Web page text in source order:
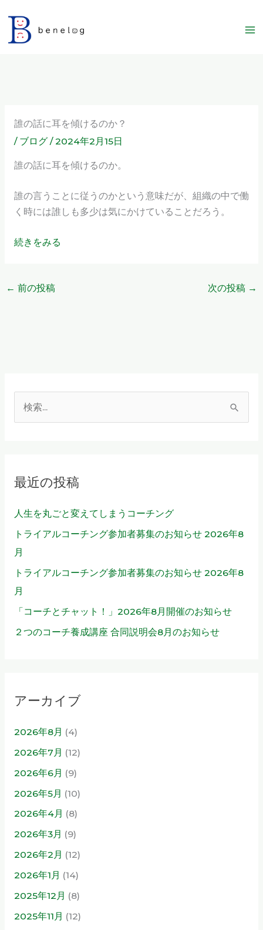
を
誰の話に耳を傾けるのか？
/ ブログ/2024年2月15日
誰の話に耳を傾けるのか。
誰の言うことに従うのかという意味だが、組織の中で働
く時には誰しも多少は気にかけていることだろう。
続きをみる
← 前の投稿 次の投稿 →
:最近の投稿
人生を丸ごと変えてしまうコーチング
トライアルコーチング参加者募集のお知らせ 2026年8
月
トライアルコーチング参加者募集のお知らせ 2026年8
月
「コーチとチャット！」2026年8月開催のお知らせ
２つのコーチ養成講座 合同説明会8月のお知らせ
アーカイブ
2026年8月 (4)
2026年7月 (12)
2026年6月 (9)
2026年5月 (10)
2026年4月 (8)
2026年3月 (9)
2026年2月 (12)
2026年1月 (14)
2025年12月 (8)
2025年11月 (12)